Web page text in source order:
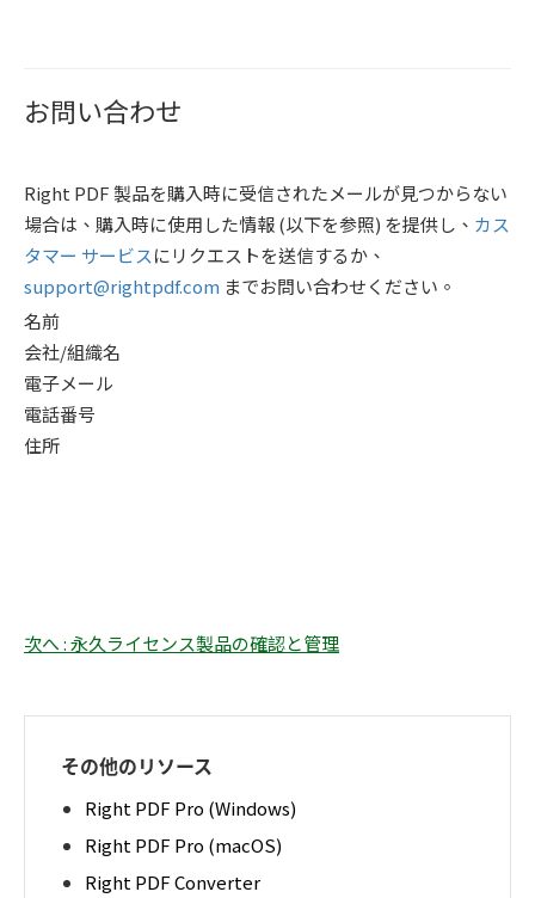
お問い合わせ
Right PDF 製品を購入時に受信されたメールが見つからない
場合は、購入時に使用した情報 (以下を参照) を提供し、 カス
タマー サービスにリクエストを送信するか、
support@rightpdf.com までお問い合わせください。
名前
会社/組織名
電子メール
電話番号
住所
次へ : 永久ライセンス製品の確認と管理
その他のリソース
Right PDF Pro (Windows)
Right PDF Pro (macOS)
Right PDF Converter